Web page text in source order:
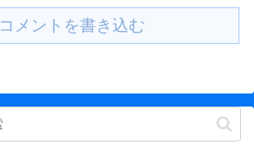
コメントを書き込む